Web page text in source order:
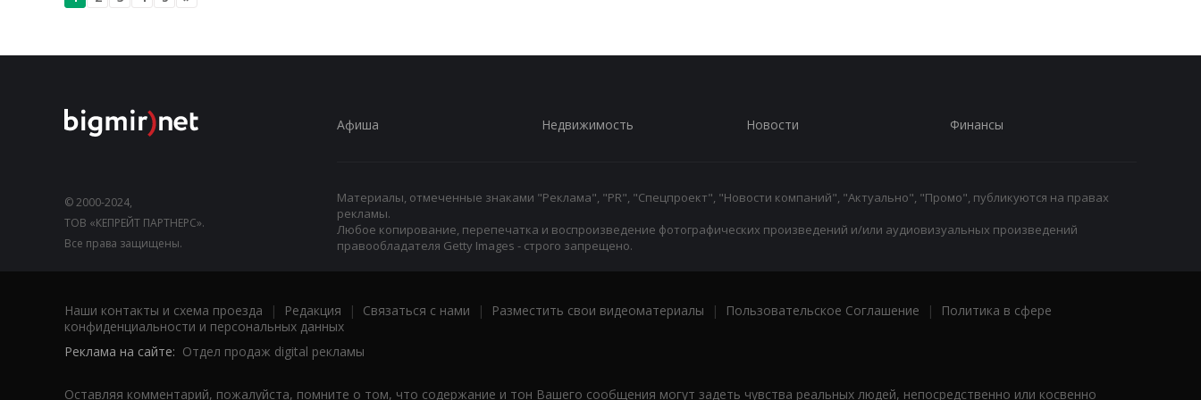
© 2000-2024,
ТОВ «КЕПРЕЙТ ПАРТНЕРС».
Все права защищены.
Афиша Недвижимость Новости Финансы
Материалы, отмеченные знаками "Реклама", "PR", "Спецпроект", "Новости компаний", "Актуально", "Промо", публикуются на правах
рекламы.
Любое копирование, перепечатка и воспроизведение фотографических произведений и/или аудиовизуальных произведений
правообладателя Getty Images - строго запрещено.
Наши контакты и схема проезда | Редакция | Связаться с нами | Разместить свои видеоматериалы | Пользовательское Соглашение |
Политика в сфере
конфиденциальности и персональных данных
Реклама на сайте: Отдел продаж digital рекламы
Оставляя комментарий, пожалуйста, помните о том, что содержание и тон Вашего сообщения могут задеть чувства реальных людей, непосредственно или косвенно